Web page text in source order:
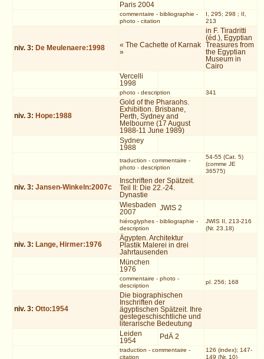
Paris 2004
commentaire - bibliographie -
photo- citation
I, 295; 298 ; II,
213
niv. 3: De Meulenaere:1998
« The Cachette of Karnak
»
in F. Tiradritti
(éd.), Egyptian
Treasures from
the Egyptian
Museum in
Cairo
Vercelli
1998
photo- description 341
niv. 3: Hope:1988
Gold of the Pharaohs.
Exhibition. Brisbane,
Perth, Sydney and
Melbourne (17 August
1988-11 June 1989)
Sydney
1988
traduction - commentaire -
photo- description
54-55 (Cat. 5)
(comme JE
36575)
niv. 3:Jansen-Winkeln:2007c
Inschriften der Spätzeit.
Teil II: Die 22.-24.
Dynastie
Wiesbaden
2007
JWIS 2
hiéroglyphes- bibliographie -
description
JWIS II, 213-216
(Nr. 23.18)
niv. 3: Lange, Hirmer:1976
Ägypten. Architektur
Plastik Malerei in drei
Jahrtausenden
München
1976
commentaire - photo-
description
pl. 256; 168
niv. 3:Otto:1954
Die biographischen
Inschriften der
ägyptischen Spätzeit. Ihre
gestegeschischtliche und
literarische Bedeutung
Leiden
1954
PdÄ 2
traduction - commentaire -
citation
126 (index); 147-
149 (Nr. 10)